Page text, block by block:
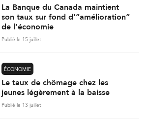
La Banque du Canada maintient
son taux sur fond d'”amélioration”
de l’économie
Publié le 15 juillet
ÉCONOMIE
Le taux de chômage chez les
jeunes légèrement à la baisse
Publié le 13 juillet